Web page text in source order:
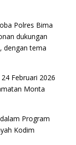
Polres Bima
dukungan
dengan tema
Februari 2026
Monta
Program
Kodim